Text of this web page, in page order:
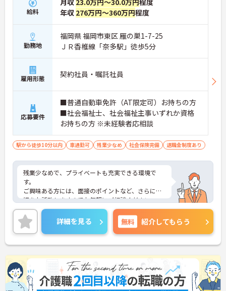
給料
月収 23.0万円～30.0万円程度
年収 276万円～360万円程度
勤務地
福岡県 福岡市東区 雁の巣1-7-25
ＪＲ香椎線「奈多駅」徒歩5分
雇用形態 契約社員・嘱託社員
応募要件
■普通自動車免許（AT限定可）お持ちの方
■社会福祉士、社会福祉主事いずれか資格
お持ちの方 ※未経験者応相談
駅から徒歩10分以内 車通勤可 残業少なめ 社会保険完備 退職金制度あり
残業少なめで、プライベートも充実できる環境で
す。
ご興味ある方には、面接のポイントなど、さらに詳
細をお話致しますのでお気軽にご相談ください。
詳細を見る 無料 紹介してもらう